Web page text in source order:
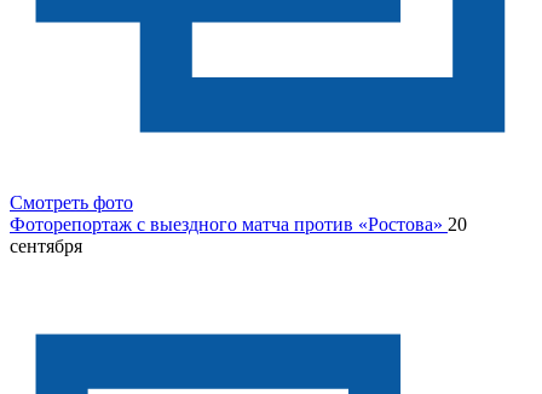
Смотреть фото
Фоторепортаж с выездного матча против «Ростова» 20
сентября